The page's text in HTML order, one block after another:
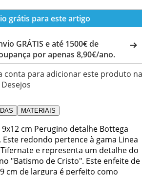
grátis para este artigo
GRÁTIS e até 1500€ de
por apenas 8,90€/ano.
conta para adicionar este produto na
MATERIAIS
cm Perugino detalhe Bottega
redondo pertence à gama Linea
e representa um detalhe do
"Batismo de Cristo". Este enfeite de
cm de largura é perfeito como